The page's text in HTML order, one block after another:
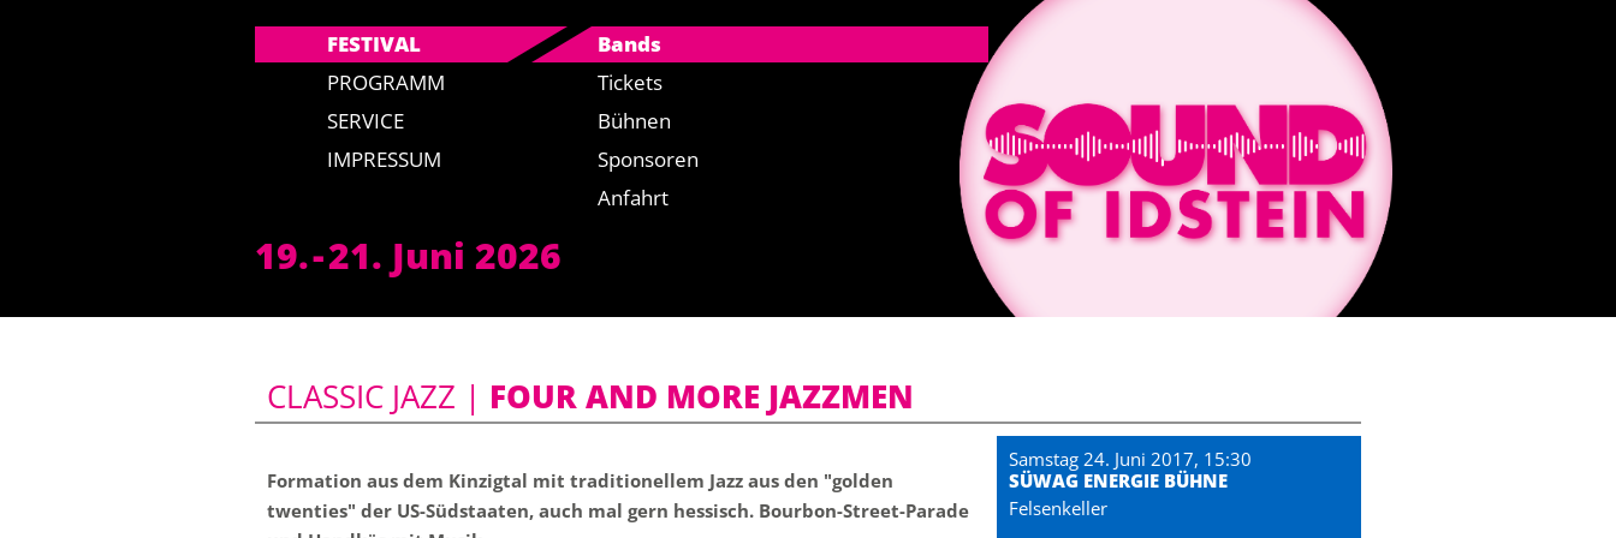
FESTIVAL
Bands
Tickets
Bühnen
Sponsoren
Anfahrt
PROGRAMM
SERVICE
IMPRESSUM
19.-21. Juni 2026
CLASSIC JAZZ | FOUR AND MORE JAZZMEN
Formation aus dem Kinzigtal mit traditionellem Jazz aus den "golden
twenties" der US-Südstaaten, auch mal gern hessisch. Bourbon-Street-Parade
Samstag 24. Juni 2017, 15:30
SÜWAG ENERGIE BÜHNE
Felsenkeller